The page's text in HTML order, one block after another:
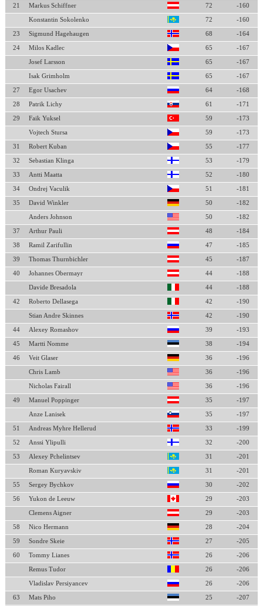
21 Markus Schiffner 72 -160
Konstantin Sokolenko 72 -160
23 Sigmund Hagehaugen 68 -164
24 Milos Kadlec 65 -167
Josef Larsson 65 -167
Isak Grimholm 65 -167
27 Egor Usachev 64 -168
28 Patrik Lichy 61 -171
29 Faik Yuksel 59 -173
Vojtech Stursa 59 -173
31 Robert Kuban 55 -177
32 Sebastian Klinga 53 -179
33 Antti Maatta 52 -180
34 Ondrej Vaculik 51 -181
35 David Winkler 50 -182
Anders Johnson 50 -182
37 Arthur Pauli 48 -184
38 Ramil Zarifullin 47 -185
39 Thomas Thurnbichler 45 -187
40 Johannes Obermayr 44 -188
Davide Bresadola 44 -188
42 Roberto Dellasega 42 -190
Stian Andre Skinnes 42 -190
44 Alexey Romashov 39 -193
45 Martti Nomme 38 -194
46 Veit Glaser 36 -196
Chris Lamb 36 -196
Nicholas Fairall 36 -196
49 Manuel Poppinger 35 -197
Anze Lanisek 35 -197
51 Andreas Myhre Hellerud 33 -199
52 Anssi Ylipulli 32 -200
53 Alexey Pchelintsev 31 -201
Roman Kuryavskiv 31 -201
55 Sergey Bychkov 30 -202
56 Yukon de Leeuw 29 -203
Clemens Aigner 29 -203
58 Nico Hermann 28 -204
59 Sondre Skeie 27 -205
60 Tommy Lianes 26 -206
Remus Tudor 26 -206
Vladislav Persiyancev 26 -206
63 Mats Piho 25 -207